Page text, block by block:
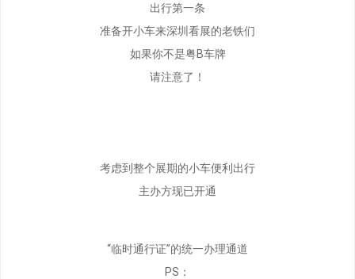
出行第一条
准备开小车来深圳看展的老铁们
如果你不是粤B车牌
请注意了！
考虑到整个展期的小车便利出行
主办方现已开通
“临时通行证”的统一办理通道
PS：